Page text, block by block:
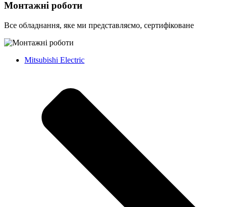
Монтажні роботи
Все обладнання, яке ми представляємо, сертифіковане
Mitsubishi Electric